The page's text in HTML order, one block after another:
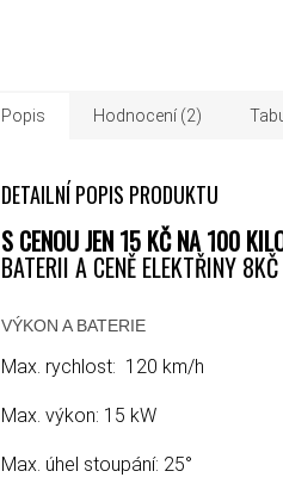
Popis Hodnocení (2)
DETAILNÍ POPIS PRODUKTU
S CENOU JEN 15 KČ NA 100
BATERII A CENĚ ELEKTŘINY
VÝKON A BATERIE
Max. rychlost: 120 km/h
Max. výkon: 15 kW
Max. úhel stoupání: 25°